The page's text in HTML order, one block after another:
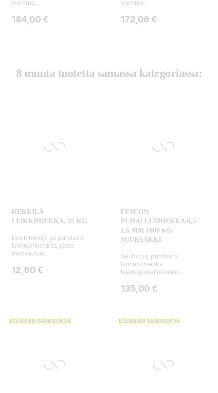
viemme...
Hinta
184,00 €
viemme...
Hinta
172,06 €
8 muuta tuotetta samassa kategoriassa:
KEKKILÄ
LEIKKIHIEKKA, 25 KG
Leikkihiekka on puhdasta
luonnonhiekkaa, josta
muovautuu...
Hinta
12,90 €
FESCON
PUHALLUSHIEKKA 0,5-
1,6 MM 1000 KG
SUURSÄKKI
Seulottua, puhdasta
luonnonhiekka
hiekkapuhallukseen....
Hinta
135,00 €
KOLME ERI SÄKKIKOKOA KOLME ERI SÄKKIKOKOA